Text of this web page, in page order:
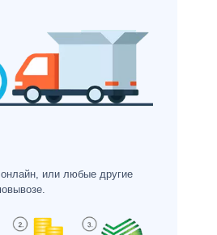
или любые другие